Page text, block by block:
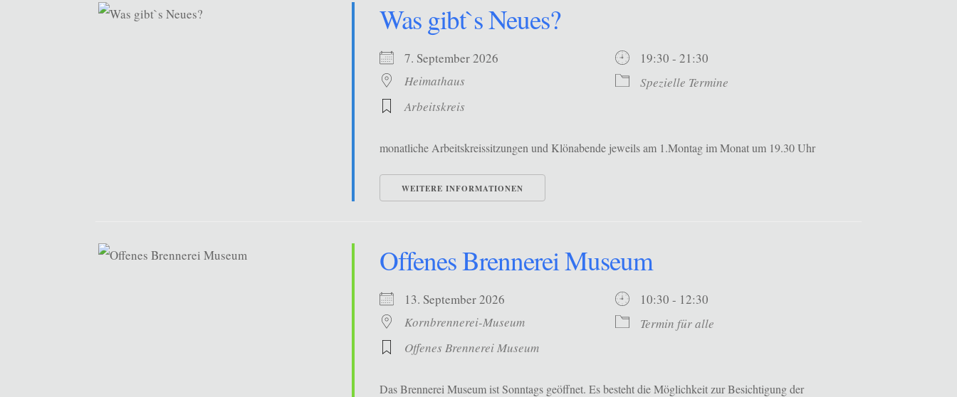
Was gibt`s Neues?
7. September 2026
19:30 - 21:30
Heimathaus
Spezielle Termine
Arbeitskreis
monatliche Arbeitskreissitzungen und Klönabende jeweils am 1.Montag im Monat um 19.30 Uhr
WEITERE INFORMATIONEN
Offenes Brennerei Museum
13. September 2026
10:30 - 12:30
Kornbrennerei-Museum
Termin für alle
Offenes Brennerei Museum
Das Brennerei Museum ist Sonntags geöffnet. Es besteht die Möglichkeit zur Besichtigung der